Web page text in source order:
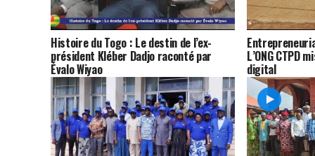
Histoire du Togo : Le destin de l’ex-
président Kléber Dadjo raconté par
Évalo Wiyao
L’ONG CTPD
digital